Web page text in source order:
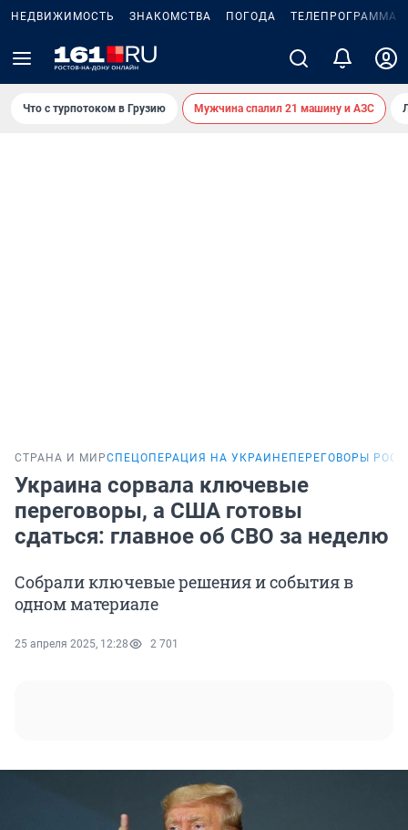
НЕДВИЖИМОСТЬ ЗНАКОМСТВА ПОГОДА ТЕЛЕПРОГРАММА
Что с турпотоком в Грузию Мужчина спалил 21 машину и АЗС
СТРАНА И МИРСПЕЦОПЕРАЦИЯ НА УКРАИНЕ ПЕРЕГОВОРЫ
Украина сорвала ключевые
переговоры, а США готовы
сдаться: главное об СВО за неделю
Собрали ключевые решения и события в
одном материале
25 апреля 2025, 12:28 2 701